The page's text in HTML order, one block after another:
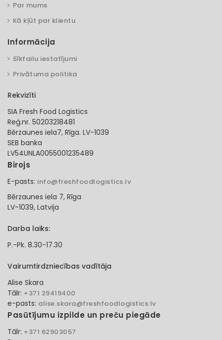
Par mums
Kā kļūt par klientu
Informācija
Sīkfailu iestatījumi
Privātuma politika
Rekvizīti
SIA Fresh Food Logistics
Reģ.nr. 50203218481
Bērzaunes iela7, Rīga. LV-1039
SEB banka
LV54UNLA0055001235489
Birojs
E-pasts: info@freshfoodlogistics.lv
Bērzaunes iela 7, Rīga
LV-1039, Latvija
Darba laiks:
P.-Pk. 8.30-17.30
Vairumtirdzniecības vadītāja
Alise Skara
Tālr: +371 29419400
e-pasts: alise.skara@freshfoodlogistics.lv
Pasūtījumu izpilde un preču piegāde
Tālr: +371 62903057